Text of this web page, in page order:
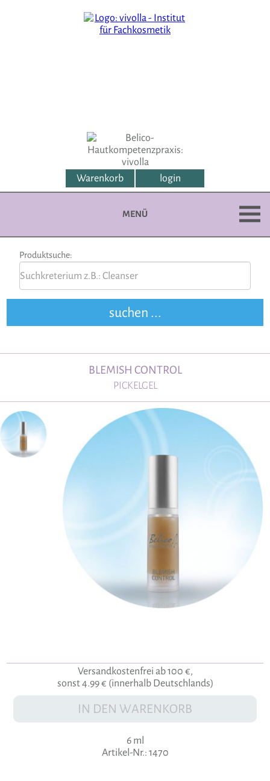
Warenkorb login
MENÜ
Produktsuche:
BLEMISH CONTROL
PICKELGEL
Versandkostenfrei ab 100 €,
sonst 4.99 € (innerhalb Deutschlands)
IN DEN WARENKORB
6 ml
Artikel-Nr.: 1470